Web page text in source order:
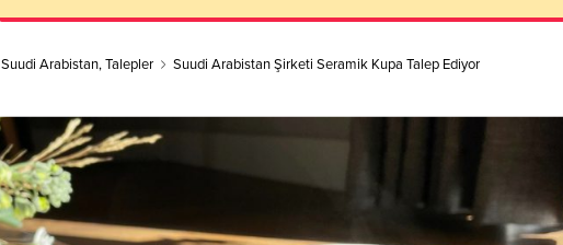
Suudi Arabistan,Talepler Suudi Arabistan Şirketi Seramik Kupa Talep Ediyor